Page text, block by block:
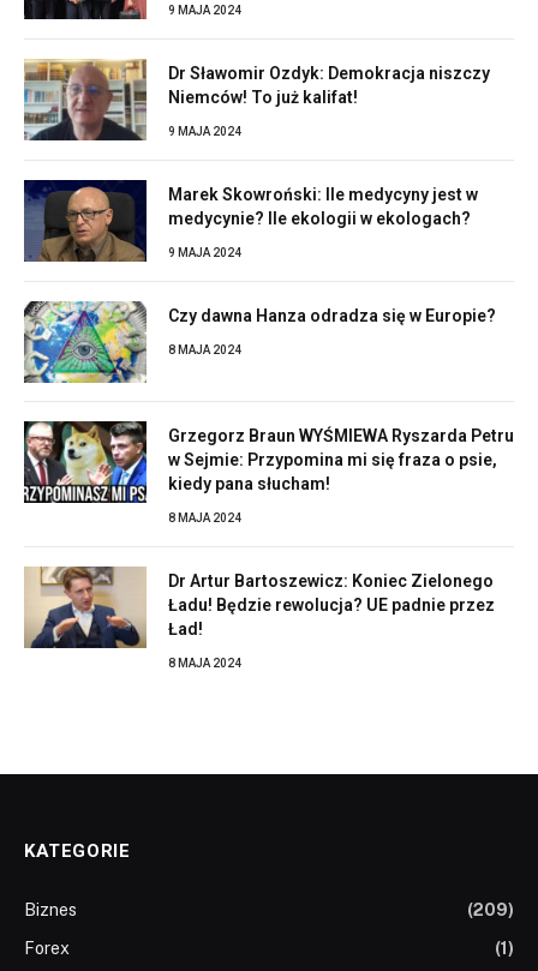
9 MAJA 2024
Dr Sławomir Ozdyk: Demokracja niszczy
Niemców! To już kalifat!
9 MAJA 2024
Marek Skowroński: Ile medycyny jest w
medycynie? Ile ekologii w ekologach?
9 MAJA 2024
Czy dawna Hanza odradza się w Europie?
8 MAJA 2024
Grzegorz Braun WYŚMIEWA Ryszarda Petru
w Sejmie: Przypomina mi się fraza o psie,
kiedy pana słucham!
8 MAJA 2024
Dr Artur Bartoszewicz: Koniec Zielonego
Ładu! Będzie rewolucja? UE padnie przez
Ład!
8 MAJA 2024
KATEGORIE
Biznes
(209)
Forex
(1)